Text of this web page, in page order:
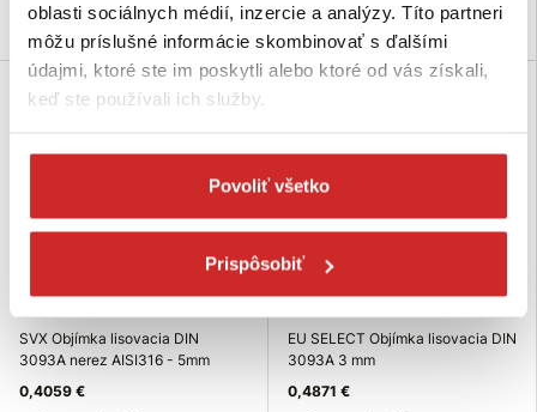
oblasti sociálnych médií, inzercie a analýzy. Títo partneri
môžu príslušné informácie skombinovať s ďalšími
údajmi, ktoré ste im poskytli alebo ktoré od vás získali,
keď ste používali ich služby.
Povoliť všetko
Prispôsobiť
Dopytovať dostupnosť Dopytovať dostupnosť
SVX
SVX Objímka lisovacia DIN
3093A nerez AISI316 - 5mm
0,4059 €
EU SELECT Objímka lisovacia DIN
3093A 3 mm
0,4871 €